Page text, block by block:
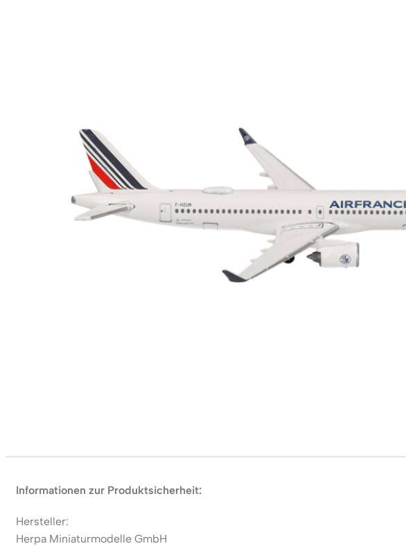
Informationen zur Produktsicherheit:
Hersteller:
Herpa Miniaturmodelle GmbH